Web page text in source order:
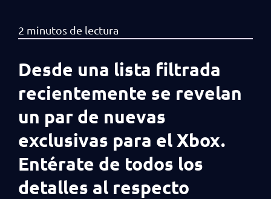
Desde una lista filtrada
recientemente se revelan
un par de nuevas
exclusivas para el Xbox.
Entérate de todos los
detalles al respecto